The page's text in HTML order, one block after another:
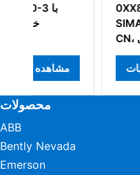
0XX84-4HA0
SIMATIC S7-200
ورودی/خروجی
دیجیتال
مشاهده جزئیات
محصولات
ABB
Bently Nevada
Emerson